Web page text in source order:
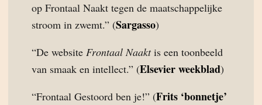
op Frontaal Naakt tegen de maatschappelijke
stroom in zwemt.” (Sargasso)
“De website Frontaal Naaktis een toonbeeld
van smaak en intellect.” (Elsevier weekblad)
“Frontaal Gestoord ben je!” (Frits ‘bonnetje’